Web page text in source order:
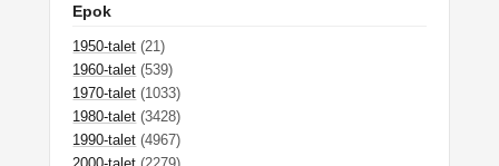
Epok
1950-talet (21)
1960-talet (539)
1970-talet (1033)
1980-talet (3428)
1990-talet (4967)